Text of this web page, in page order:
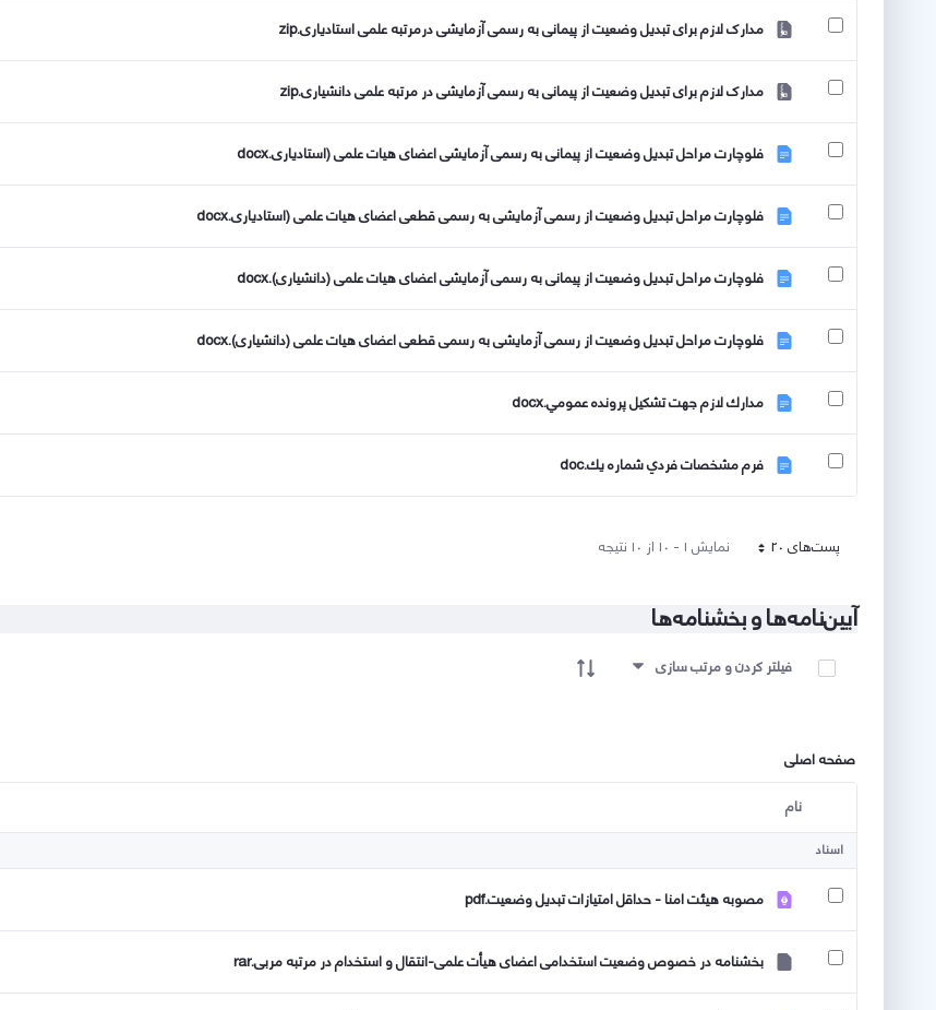
مدارک لازم برای تبدیل وضعیت از پیمانی به رسمی آزمایشی درمرتبه علمی استادیاری.zip
مدارک لازم برای تبدیل وضعیت از پیمانی به رسمی آزمایشی در مرتبه علمی دانشیاری.zip
فلوچارت مراحل تبدیل وضعیت از پیمانی به رسمی آزمایشی اعضای هیات علمی (استادیاری.docx
فلوچارت مراحل تبدیل وضعیت از رسمی آزمایشی به رسمی قطعی اعضای هیات علمی (استادیاری.docx
فلوچارت مراحل تبدیل وضعیت از پیمانی به رسمی آزمایشی اعضای هیات علمی (دانشیاری).docx
فلوچارت مراحل تبدیل وضعیت از رسمی آزمایشی به رسمی قطعی اعضای هیات علمی (دانشیاری).docx
مدارك لازم جهت تشكيل پرونده عمومي.docx
فرم مشخصات فردي شماره يك.doc
پست‌‌های 20هر صفحه نمایش ۱ - ۱۰ از ۱۰ نتیجه
آیین‌نامه‌ها و بخشنامه‌ها
آیتم ها را انتخاب کنید
فیلتر کردن و مرتب سازی
صفحه اصلی
کاربر انتخاب شده
نام
اسناد
مصوبه هیئت امنا - حداقل امتیازات تبدیل وضعیت.pdf
بخشنامه در خصوص وضعیت استخدامی اعضای هیأت علمی-انتقال و استخدام در مرتبه مربی​​​​​​.rar